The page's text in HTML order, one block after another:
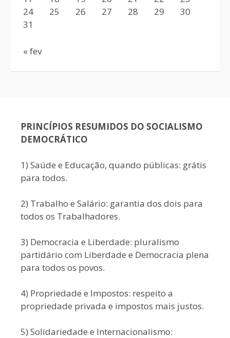
24
25 26 27 28 29
30
31
« fev
PRINCÍPIOS RESUMIDOS DO SOCIALISMO
DEMOCRÁTICO
1) Saúde e Educação, quando públicas: grátis
para todos.
2) Trabalho e Salário: garantia dos dois para
todos os Trabalhadores.
3) Democracia e Liberdade: pluralismo
partidário com Liberdade e Democracia plena
para todos os povos.
4) Propriedade e Impostos: respeito a
propriedade privada e impostos mais justos.
5) Solidariedade e Internacionalismo: